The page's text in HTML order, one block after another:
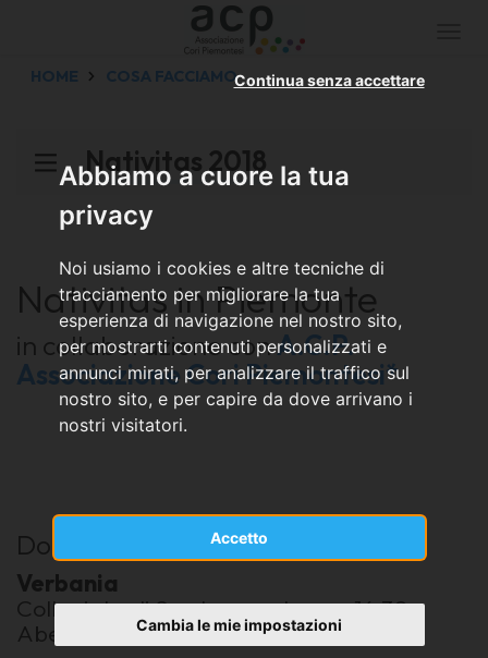
Abbiamo a cuore la tua
privacy
Noi usiamo i cookies e altre tecniche di
tracciamento per migliorare la tua
esperienza di navigazione nel nostro sito,
per mostrarti contenuti personalizzati e
annunci mirati, per analizzare il traffico sul
nostro sito, e per capire da dove arrivano i
nostri visitatori.
Accetto
Continua senza accettare
Cambia le mie impostazioni
HOME COSA FACCIAMO
Nativitas 2018
Nativitas in Piemonte
in collaborazione conA.C.P.
Associazione Cori Piemontesi*
Domenica 2 dicembre 2018
Verbania
Collegiata di San Leonardo, ore 16.30
Abendmusiken 2018